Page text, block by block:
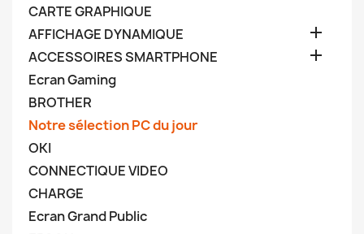
CARTE GRAPHIQUE
AFFICHAGE DYNAMIQUE

ACCESSOIRES SMARTPHONE 
Ecran Gaming
BROTHER
Notre sélection PC du jour
OKI
CONNECTIQUE VIDEO
CHARGE
Ecran Grand Public